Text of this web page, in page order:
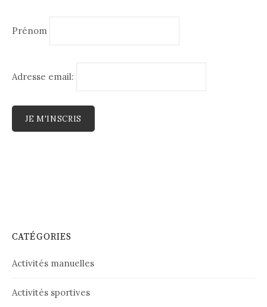
Prénom
Adresse email:
CATÉGORIES
Activités manuelles
Activités sportives